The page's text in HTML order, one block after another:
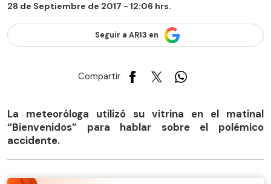
28 de Septiembre de 2017 - 12:06 hrs.
Seguir a AR13 en
Compartir
La meteoróloga utilizó su vitrina en el matinal
“Bienvenidos” para hablar sobre el polémico
accidente.